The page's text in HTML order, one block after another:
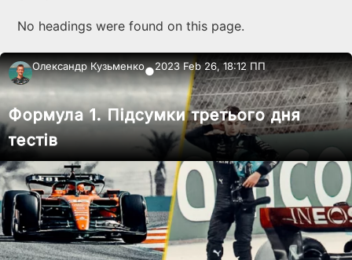
No headings were found on this page.
Олександр Кузьменко●2023 Feb 26, 18:12 ПП
Формула 1. Підсумки третього дня
тестів